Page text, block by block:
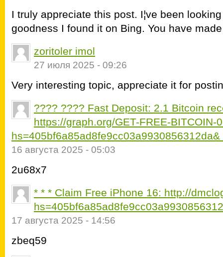
I truly appreciate this post. I¦ve been
goodness I found it on Bing. You have
zoritoler imol
27 июля 2025 - 09:26
Very interesting topic, appreciate it for
???? ???? Fast Deposit: 2.1 Bitcoin
https://graph.org/GET-FREE-BITCOIN-
hs=405bf6a85ad8fe9cc03a9930856312da&
16 августа 2025 - 05:03
2u68x7
* * * Claim Free iPhone 16: http://
17 августа 2025 - 14:56
zbeq59